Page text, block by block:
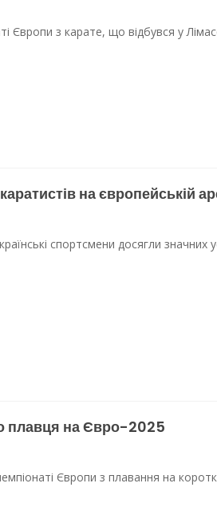
Європи з карате, що відбувся у
на європейській
спортсмени досягли значних
плавця на Євро-2025
Європи з плавання на